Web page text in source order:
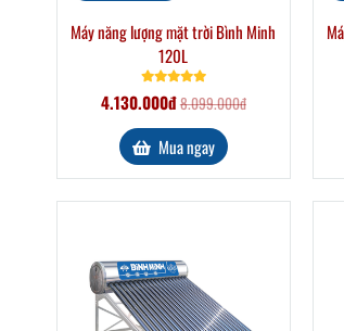
Máy năng lượng mặt trời Bình Minh
120L
4.130.000đ8.099.000đ
Mua ngay